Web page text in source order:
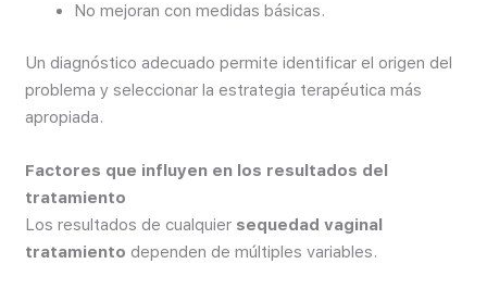
No mejoran con medidas básicas.
Un diagnóstico adecuado permite identificar el origen del
problema y seleccionar la estrategia terapéutica más
apropiada.
Factores que influyen en los resultados del
tratamiento
Los resultados de cualquier sequedad vaginal
tratamiento dependen de múltiples variables.